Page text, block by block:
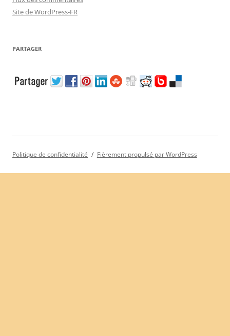
Site de WordPress-FR
PARTAGER
Politique de confidentialité Fièrement propulsé par WordPress